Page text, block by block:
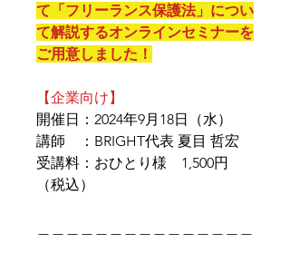
て「フリーランス保護法」につい
て解説するオンラインセミナーを
ご用意しました！
【企業向け】
開催日：2024年9月18日（水）
講師 ：BRIGHT代表 夏目 哲宏
受講料：おひとり様 1,500円
（税込）